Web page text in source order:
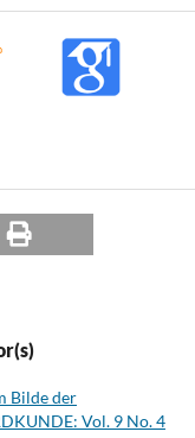
Bilde der
Vol. 9 No. 4